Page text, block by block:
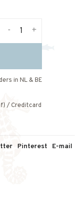
+
-
in NL & BE
/ Creditcard
Pinterest E-mail